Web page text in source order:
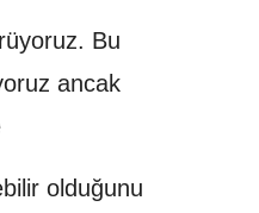
Bu
ancak
olduğunu